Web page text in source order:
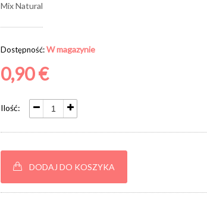
Mix Natural
Dostępność:W magazynie
0,90 €
Ilość:
DODAJ DO KOSZYKA